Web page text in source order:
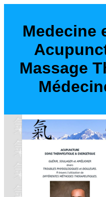
Medecine
Massage